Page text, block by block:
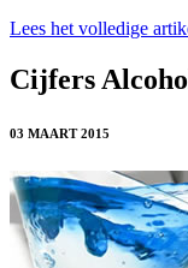
Lees het volledige
Cijfers
03 MAART 2015